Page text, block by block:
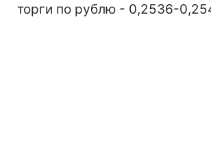
торги по рублю - 0,2536-